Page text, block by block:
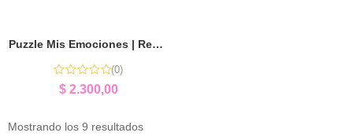
Puzzle Mis Emociones | Reconocer y Expresar Emociones
(0)
$2.300,00
Mostrando los 9 resultados